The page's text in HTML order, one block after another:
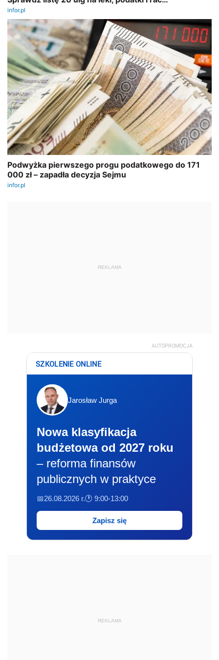
REKLAMA
AUTOPROMOCJA
SZKOLENIE ONLINE
Jarosław Jurga
Nowa klasyfikacja
budżetowa od 2027 roku
– reforma finansów
publicznych w praktyce
📅26.08.2026 r.🕐 9:00-13:00
Zapisz się
REKLAMA